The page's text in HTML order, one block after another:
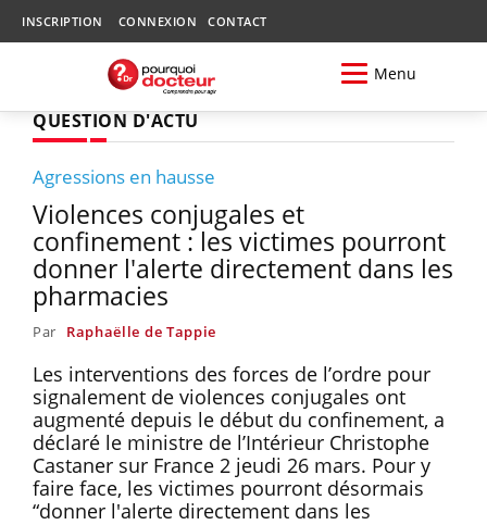
INSCRIPTION CONNEXION CONTACT
Menu
QUESTION D'ACTU
Agressions en hausse
Violences conjugales et
confinement : les victimes pourront
donner l'alerte directement dans les
pharmacies
Par Raphaëlle de Tappie
Les interventions des forces de l’ordre pour
signalement de violences conjugales ont
augmenté depuis le début du confinement, a
déclaré le ministre de l’Intérieur Christophe
Castaner sur France 2 jeudi 26 mars. Pour y
faire face, les victimes pourront désormais
“donner l'alerte directement dans les